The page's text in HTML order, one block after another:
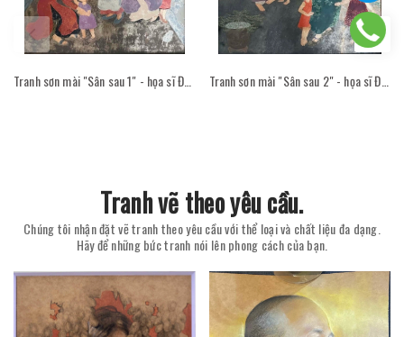
Tranh vẽ theo yêu cầu.
Chúng tôi nhận đặt vẽ tranh theo yêu cầu với thể loại và chất liệu đa dạng.
Hãy để những bức tranh nói lên phong cách của bạn.